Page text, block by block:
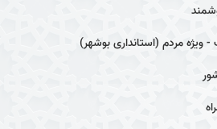
مردم (استانداری بوشهر)